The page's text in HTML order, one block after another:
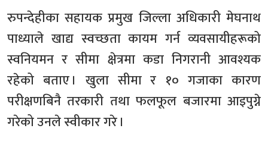
रुपन्देहीका सहायक प्रमुख जिल्ला अधिकारी मेघनाथ
पाध्याले खाद्य स्वच्छता कायम गर्न व्यवसायीहरूको
स्वनियमन र सीमा क्षेत्रमा कडा निगरानी आवश्यक
रहेको बताए । खुला सीमा र १० गजाका कारण
परीक्षणबिनै तरकारी तथा फलफूल बजारमा आइपुग्ने
गरेको उनले स्वीकार गरे ।